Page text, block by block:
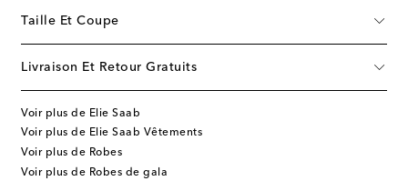
Taille Et Coupe
Livraison Et Retour Gratuits
Voir plus de Elie Saab
Voir plus de Elie Saab Vêtements
Voir plus de Robes
Voir plus de Robes de gala